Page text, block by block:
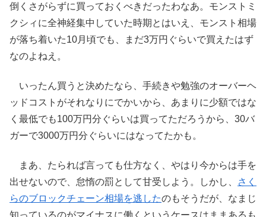
倒くさがらずに買っておくべきだったわなあ。モンストミ
クシィに全神経集中していた時期とはいえ、モンスト相場
が落ち着いた10月頃でも、まだ3万円ぐらいで買えたはず
なのよねえ。
いったん買うと決めたなら、手続きや勉強のオーバーヘ
ッドコストがそれなりにでかいから、あまりに少額ではな
く最低でも100万円分ぐらいは買ってただろうから、30バ
ガーで3000万円分ぐらいにはなってたかも。
まあ、たられば言っても仕方なく、やはり今からは手を
出せないので、怠惰の罰として甘受しよう。しかし、
さく
らのブロックチェーン相場を逃したのもそうだが、なまじ